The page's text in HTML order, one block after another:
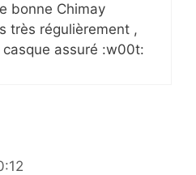
bonne Chimay
très régulièrement ,
casque assuré :w00t: